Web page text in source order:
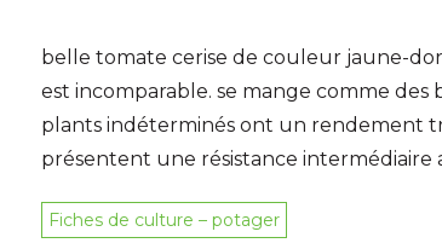
belle tomate cerise de couleur jaune-
est incomparable. se mange comme des
plants indéterminés ont un rendement
présentent une résistance intermédiaire
Fiches de culture – potager